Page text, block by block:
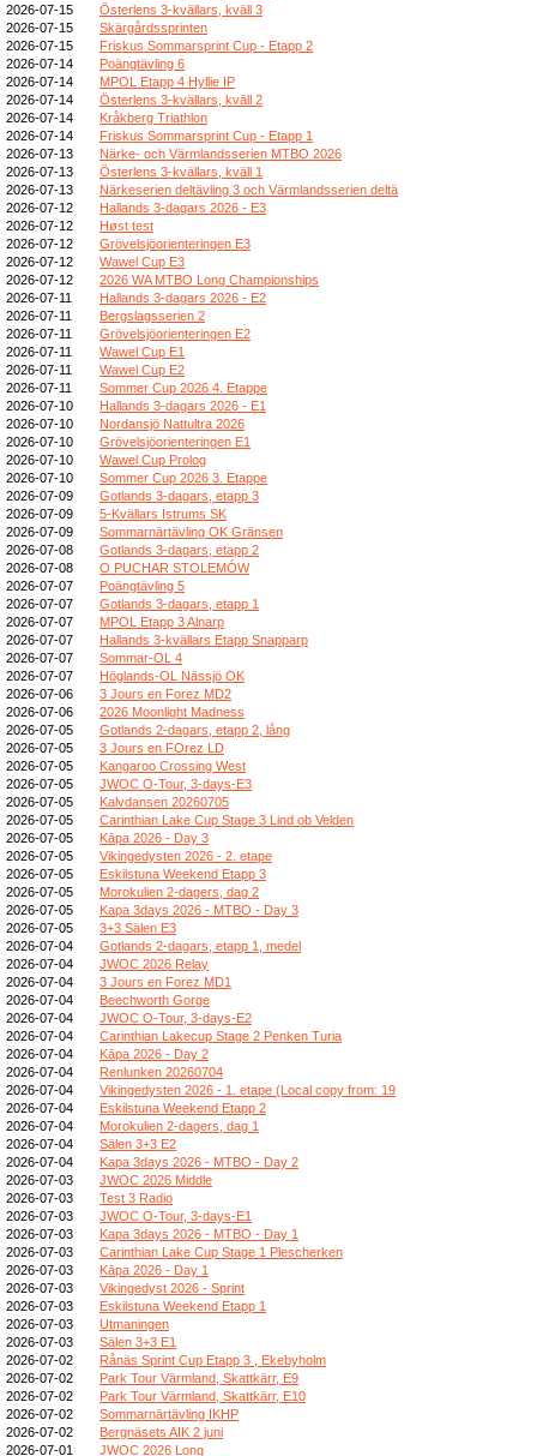
2026-07-15
Österlens 3-kvällars, kväll 3
2026-07-15
Skärgårdssprinten
2026-07-15
Friskus Sommarsprint Cup - Etapp 2
2026-07-14
Poängtävling 6
2026-07-14
MPOL Etapp 4 Hyllie IP
2026-07-14
Österlens 3-kvällars, kväll 2
2026-07-14
Kråkberg Triathlon
2026-07-14
Friskus Sommarsprint Cup - Etapp 1
2026-07-13
Närke- och Värmlandsserien MTBO 2026
2026-07-13
Österlens 3-kvällars, kväll 1
2026-07-13
Närkeserien deltävling 3 och Värmlandsserien deltä
2026-07-12
Hallands 3-dagars 2026 - E3
2026-07-12
Høst test
2026-07-12
Grövelsjöorienteringen E3
2026-07-12
Wawel Cup E3
2026-07-12
2026 WA MTBO Long Championships
2026-07-11
Hallands 3-dagars 2026 - E2
2026-07-11
Bergslagsserien 2
2026-07-11
Grövelsjöorienteringen E2
2026-07-11
Wawel Cup E1
2026-07-11
Wawel Cup E2
2026-07-11
Sommer Cup 2026 4. Etappe
2026-07-10
Hallands 3-dagars 2026 - E1
2026-07-10
Nordansjö Nattultra 2026
2026-07-10
Grövelsjöorienteringen E1
2026-07-10
Wawel Cup Prolog
2026-07-10
Sommer Cup 2026 3. Etappe
2026-07-09
Gotlands 3-dagars, etapp 3
2026-07-09
5-Kvällars Istrums SK
2026-07-09
Sommarnärtävling OK Gränsen
2026-07-08
Gotlands 3-dagars, etapp 2
2026-07-08
O PUCHAR STOLEMÓW
2026-07-07
Poängtävling 5
2026-07-07
Gotlands 3-dagars, etapp 1
2026-07-07
MPOL Etapp 3 Alnarp
2026-07-07
Hallands 3-kvällars Etapp Snapparp
2026-07-07
Sommar-OL 4
2026-07-07
Höglands-OL Nässjö OK
2026-07-06
3 Jours en Forez MD2
2026-07-06
2026 Moonlight Madness
2026-07-05
Gotlands 2-dagars, etapp 2, lång
2026-07-05
3 Jours en FOrez LD
2026-07-05
Kangaroo Crossing West
2026-07-05
JWOC O-Tour, 3-days-E3
2026-07-05
Kalvdansen 20260705
2026-07-05
Carinthian Lake Cup Stage 3 Lind ob Velden
2026-07-05
Kāpa 2026 - Day 3
2026-07-05
Vikingedysten 2026 - 2. etape
2026-07-05
Eskilstuna Weekend Etapp 3
2026-07-05
Morokulien 2-dagers, dag 2
2026-07-05
Kapa 3days 2026 - MTBO - Day 3
2026-07-05
3+3 Sälen E3
2026-07-04
Gotlands 2-dagars, etapp 1, medel
2026-07-04
JWOC 2026 Relay
2026-07-04
3 Jours en Forez MD1
2026-07-04
Beechworth Gorge
2026-07-04
JWOC O-Tour, 3-days-E2
2026-07-04
Carinthian Lakecup Stage 2 Penken Turia
2026-07-04
Kāpa 2026 - Day 2
2026-07-04
Renlunken 20260704
2026-07-04
Vikingedysten 2026 - 1. etape (Local copy from: 19
2026-07-04
Eskilstuna Weekend Etapp 2
2026-07-04
Morokulien 2-dagers, dag 1
2026-07-04
Sälen 3+3 E2
2026-07-04
Kapa 3days 2026 - MTBO - Day 2
2026-07-03
JWOC 2026 Middle
2026-07-03
Test 3 Radio
2026-07-03
JWOC O-Tour, 3-days-E1
2026-07-03
Kapa 3days 2026 - MTBO - Day 1
2026-07-03
Carinthian Lake Cup Stage 1 Plescherken
2026-07-03
Kāpa 2026 - Day 1
2026-07-03
Vikingedyst 2026 - Sprint
2026-07-03
Eskilstuna Weekend Etapp 1
2026-07-03
Utmaningen
2026-07-03
Sälen 3+3 E1
2026-07-02
Rånäs Sprint Cup Etapp 3 , Ekebyholm
2026-07-02
Park Tour Värmland, Skattkärr, E9
2026-07-02
Park Tour Värmland, Skattkärr, E10
2026-07-02
Sommarnärtävling IKHP
2026-07-02
Bergnäsets AIK 2 juni
2026-07-01
JWOC 2026 Long